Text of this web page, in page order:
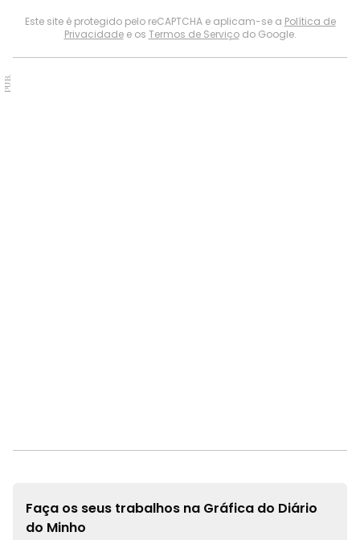
Este site é protegido pelo reCAPTCHA e aplicam-se a Política de
Privacidadee os Termos de Serviçodo Google.
PUB.
Faça os seus trabalhos na Gráfica do Diário
do Minho